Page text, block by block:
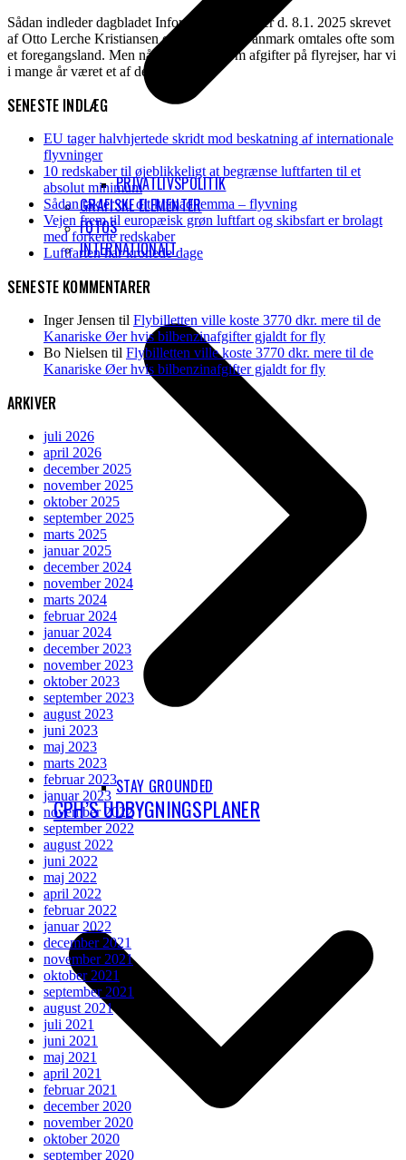
PRIVATLIVSPOLITIK
GRAFISKE ELEMENTER
FOTOS
INTERNATIONALT
STAY GROUNDED
CPH’S UDBYGNINGSPLANER
Sådan indleder dagbladet Information sin leder d. 8.1. 2025 skrevet
af Otto Lerche Kristiansen og fortsætter: Danmark omtales ofte som
et foregangsland. Men når det handler om afgifter på flyrejser, har vi
i mange år været et af de eneste…
SENESTE INDLÆG
EU tager halvhjertede skridt mod beskatning af internationale
flyvninger
10 redskaber til øjeblikkeligt at begrænse luftfarten til et
absolut minimum
Sådan takler du dit klimadilemma – flyvning
Vejen frem til europæisk grøn luftfart og skibsfart er brolagt
med forkerte redskaber
Luftfarten har kronede dage
SENESTE KOMMENTARER
Inger Jensen til Flybilletten ville koste 3770 dkr. mere til de
Kanariske Øer hvis bilbenzinafgifter gjaldt for fly
Bo Nielsen til Flybilletten ville koste 3770 dkr. mere til de
Kanariske Øer hvis bilbenzinafgifter gjaldt for fly
ARKIVER
juli 2026
april 2026
december 2025
november 2025
oktober 2025
september 2025
marts 2025
januar 2025
december 2024
november 2024
marts 2024
februar 2024
januar 2024
december 2023
november 2023
oktober 2023
september 2023
august 2023
juni 2023
maj 2023
marts 2023
februar 2023
januar 2023
november 2022
september 2022
august 2022
juni 2022
maj 2022
april 2022
februar 2022
januar 2022
december 2021
november 2021
oktober 2021
september 2021
august 2021
juli 2021
juni 2021
maj 2021
april 2021
februar 2021
december 2020
november 2020
oktober 2020
september 2020